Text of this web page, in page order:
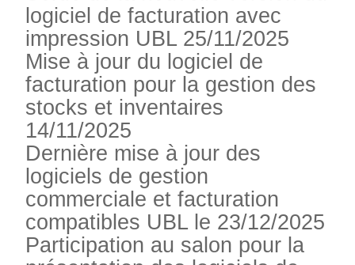
logiciel de facturation avec
impression UBL 25/11/2025
Mise à jour du logiciel de
facturation pour la gestion des
stocks et inventaires
14/11/2025
Dernière mise à jour des
logiciels de gestion
commerciale et facturation
compatibles UBL le 23/12/2025
Participation au salon pour la